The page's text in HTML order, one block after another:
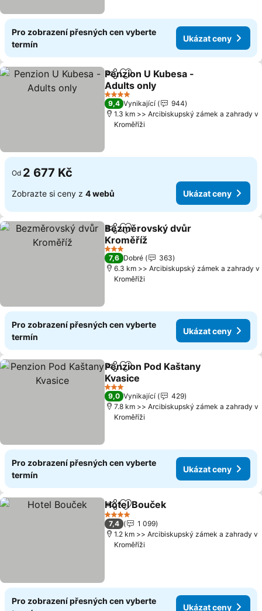
Pro zobrazení přesných cen vyberte
termín
Ukázat ceny
SdíletPřidat na seznam oblíbených
Penzion U Kubesa -
Adults only
Ukázat ceny
4 Počet hvězdiček
9,4 Vynikající
944
1.3 km >> Arcibiskupský zámek a zahrady v
Kroměříži
Od 2 677 Kč
Zobrazte si ceny z 4 webů Ukázat ceny
SdíletPřidat na seznam oblíbených
Bezměrovský dvůr
Kroměříž
Ukázat ceny
3 Počet hvězdiček
7,6 Dobré
363
6.3 km >> Arcibiskupský zámek a zahrady v
Kroměříži
Pro zobrazení přesných cen vyberte
termín
Ukázat ceny
SdíletPřidat na seznam oblíbených
Penzion Pod Kaštany
Kvasice
Ukázat ceny
3 Počet hvězdiček
9,0 Vynikající
429
7.8 km >> Arcibiskupský zámek a zahrady v
Kroměříži
Pro zobrazení přesných cen vyberte
termín
Ukázat ceny
SdíletPřidat na seznam oblíbených
Hotel Bouček
4 Počet hvězdiček
7,4
1 099
1.2 km >> Arcibiskupský zámek a zahrady v
Kroměříži
Pro zobrazení přesných cen vyberte
Ukázat ceny